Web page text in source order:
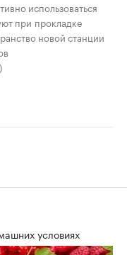
использоваться
при прокладке
новой станции
условиях